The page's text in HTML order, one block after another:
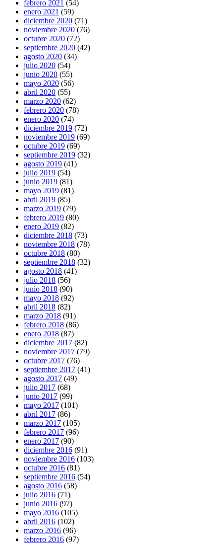
febrero 2021 (54)
enero 2021 (59)
diciembre 2020 (71)
noviembre 2020 (76)
octubre 2020 (72)
septiembre 2020 (42)
agosto 2020 (34)
julio 2020 (54)
junio 2020 (55)
mayo 2020 (56)
abril 2020 (55)
marzo 2020 (62)
febrero 2020 (78)
enero 2020 (74)
diciembre 2019 (72)
noviembre 2019 (69)
octubre 2019 (69)
septiembre 2019 (32)
agosto 2019 (41)
julio 2019 (54)
junio 2019 (81)
mayo 2019 (81)
abril 2019 (85)
marzo 2019 (79)
febrero 2019 (80)
enero 2019 (82)
diciembre 2018 (73)
noviembre 2018 (78)
octubre 2018 (80)
septiembre 2018 (32)
agosto 2018 (41)
julio 2018 (56)
junio 2018 (90)
mayo 2018 (92)
abril 2018 (82)
marzo 2018 (91)
febrero 2018 (86)
enero 2018 (87)
diciembre 2017 (82)
noviembre 2017 (79)
octubre 2017 (76)
septiembre 2017 (41)
agosto 2017 (49)
julio 2017 (68)
junio 2017 (99)
mayo 2017 (101)
abril 2017 (86)
marzo 2017 (105)
febrero 2017 (96)
enero 2017 (90)
diciembre 2016 (91)
noviembre 2016 (103)
octubre 2016 (81)
septiembre 2016 (54)
agosto 2016 (58)
julio 2016 (71)
junio 2016 (97)
mayo 2016 (105)
abril 2016 (102)
marzo 2016 (96)
febrero 2016 (97)